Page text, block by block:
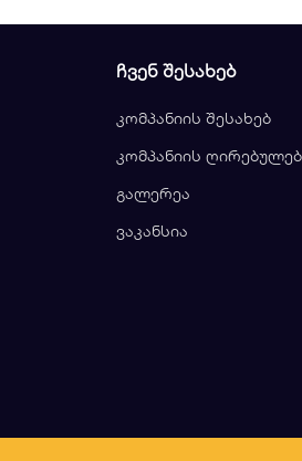
ᲩᲕᲔᲜ ᲨᲔᲡᲐᲮᲔᲑ
კომპანიის შესახებ
კომპანიის
გალერეა
ვაკანსია